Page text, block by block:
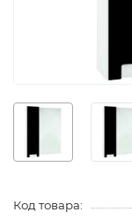
Код товара: